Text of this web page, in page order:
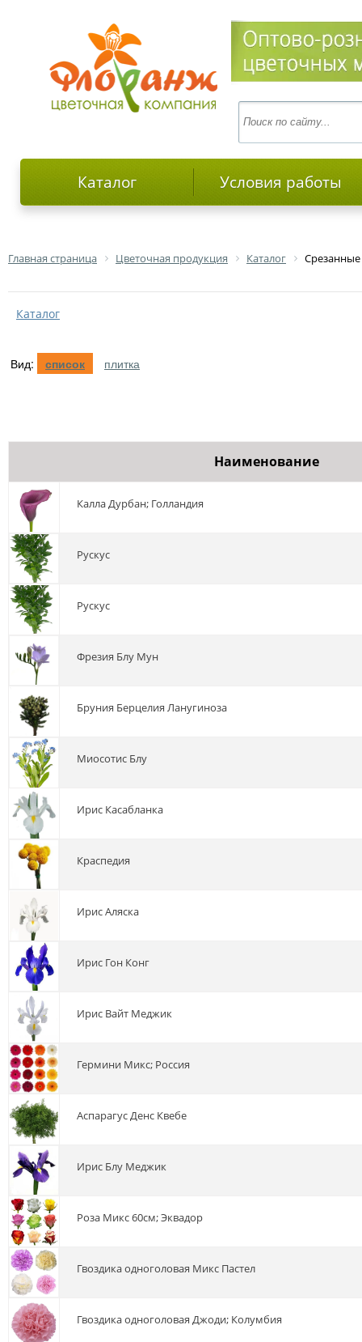
Каталог Условия работы
Главная страница Цветочная продукция Каталог
Каталог
Вид: список плитка
Наименование
калла Дурбан; Голландия
Рускус
рускус
фрезия Блу Мун
бруния Берцелия Ланугиноза
миосотис Блу
ирис Касабланка
краспедия
ирис Аляска
ирис Гон Конг
ирис Вайт Меджик
гермини Микс; Россия
аспарагус Денс Квебе
ирис Блу Меджик
роза Микс 60см; Эквадор
гвоздика одноголовая Микс Пастел
гвоздика одноголовая Джоди; Колумбия